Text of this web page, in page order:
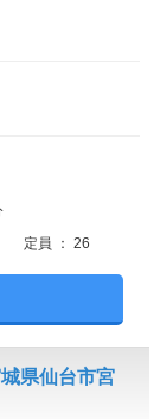
定員 ： 26
県仙台市宮